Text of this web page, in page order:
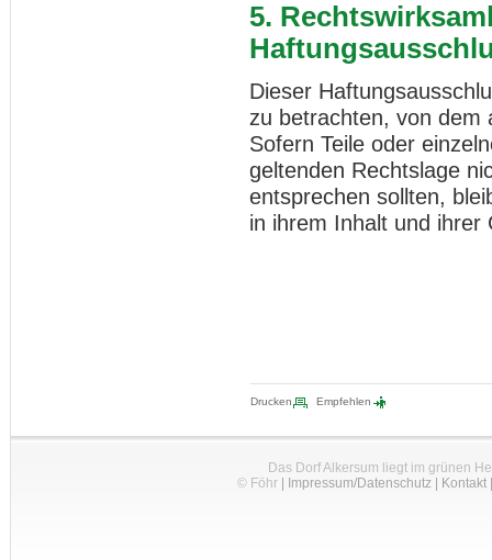
5.
Dieser
zu betrachten, von dem
Sofern Teile oder
geltenden Rechtslage
entsprechen sollten,
in ihrem Inhalt und ihrer
Drucken Empfehlen
Das Dorf Alkersum liegt im grünen
© Föhr| Impressum/Datenschutz| Kontakt